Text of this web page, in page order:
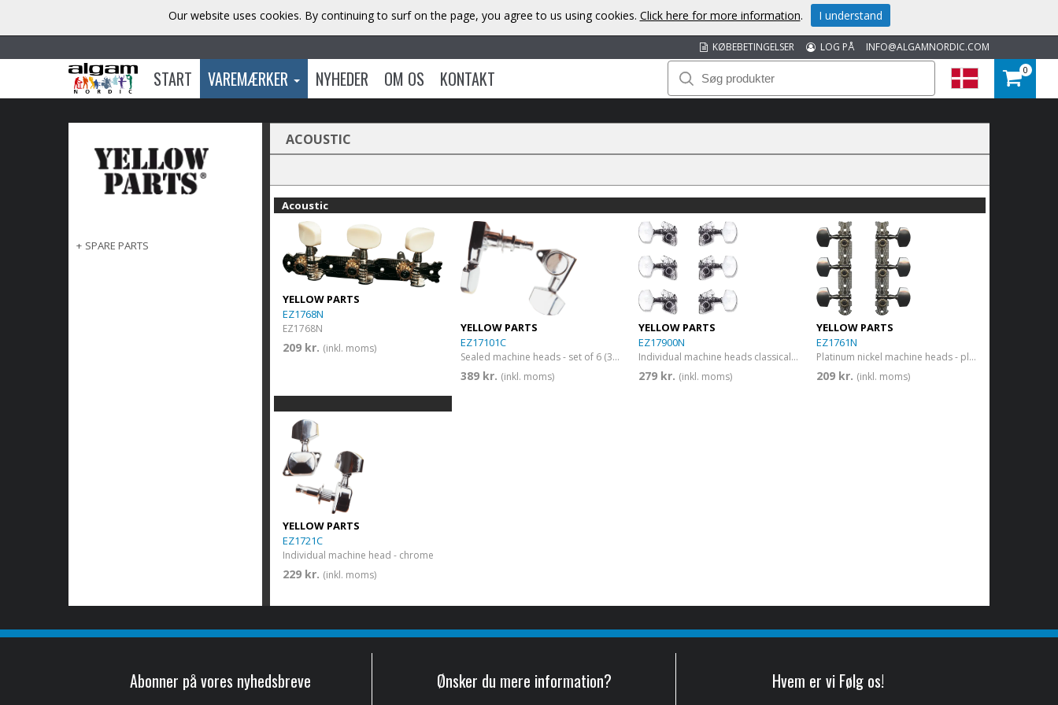
INFO@ALGAMNORDIC.COM
LOG PÅ
KØBEBETINGELSER
START VAREMÆRKER NYHEDER OM OS KONTAKT 0
+ SPARE PARTS
ACOUSTIC
Acoustic
YELLOW PARTS
EZ1768N
EZ1768N
209 kr. (inkl. moms)
YELLOW PARTS
EZ17101C
Sealed machine heads - set of 6 (3+3) - nickel
389 kr. (inkl. moms)
YELLOW PARTS
EZ17900N
Individual machine heads classical open gear 3+3 chrome
279 kr. (inkl. moms)
YELLOW PARTS
EZ1761N
Platinum nickel machine heads - plastic buttons - 2 set 3 in a row
209 kr. (inkl. moms)
YELLOW PARTS
EZ1721C
Individual machine head - chrome
229 kr. (inkl. moms)
Abonner på vores nyhedsbreve Ønsker du mere information? Hvem er vi Følg os!
Our website uses cookies. By continuing to surf on the page, you agree to us using cookies. Click here for more information. I understand